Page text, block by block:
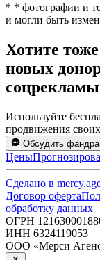
* * фотографии и
и могли быть
Хотите
новых
Используйте
продвижения
Обсудить
Цены
Сделано в
Договор оферта
обработку данных
ОГРН
ИНН 6324119053
ООО «Мерси